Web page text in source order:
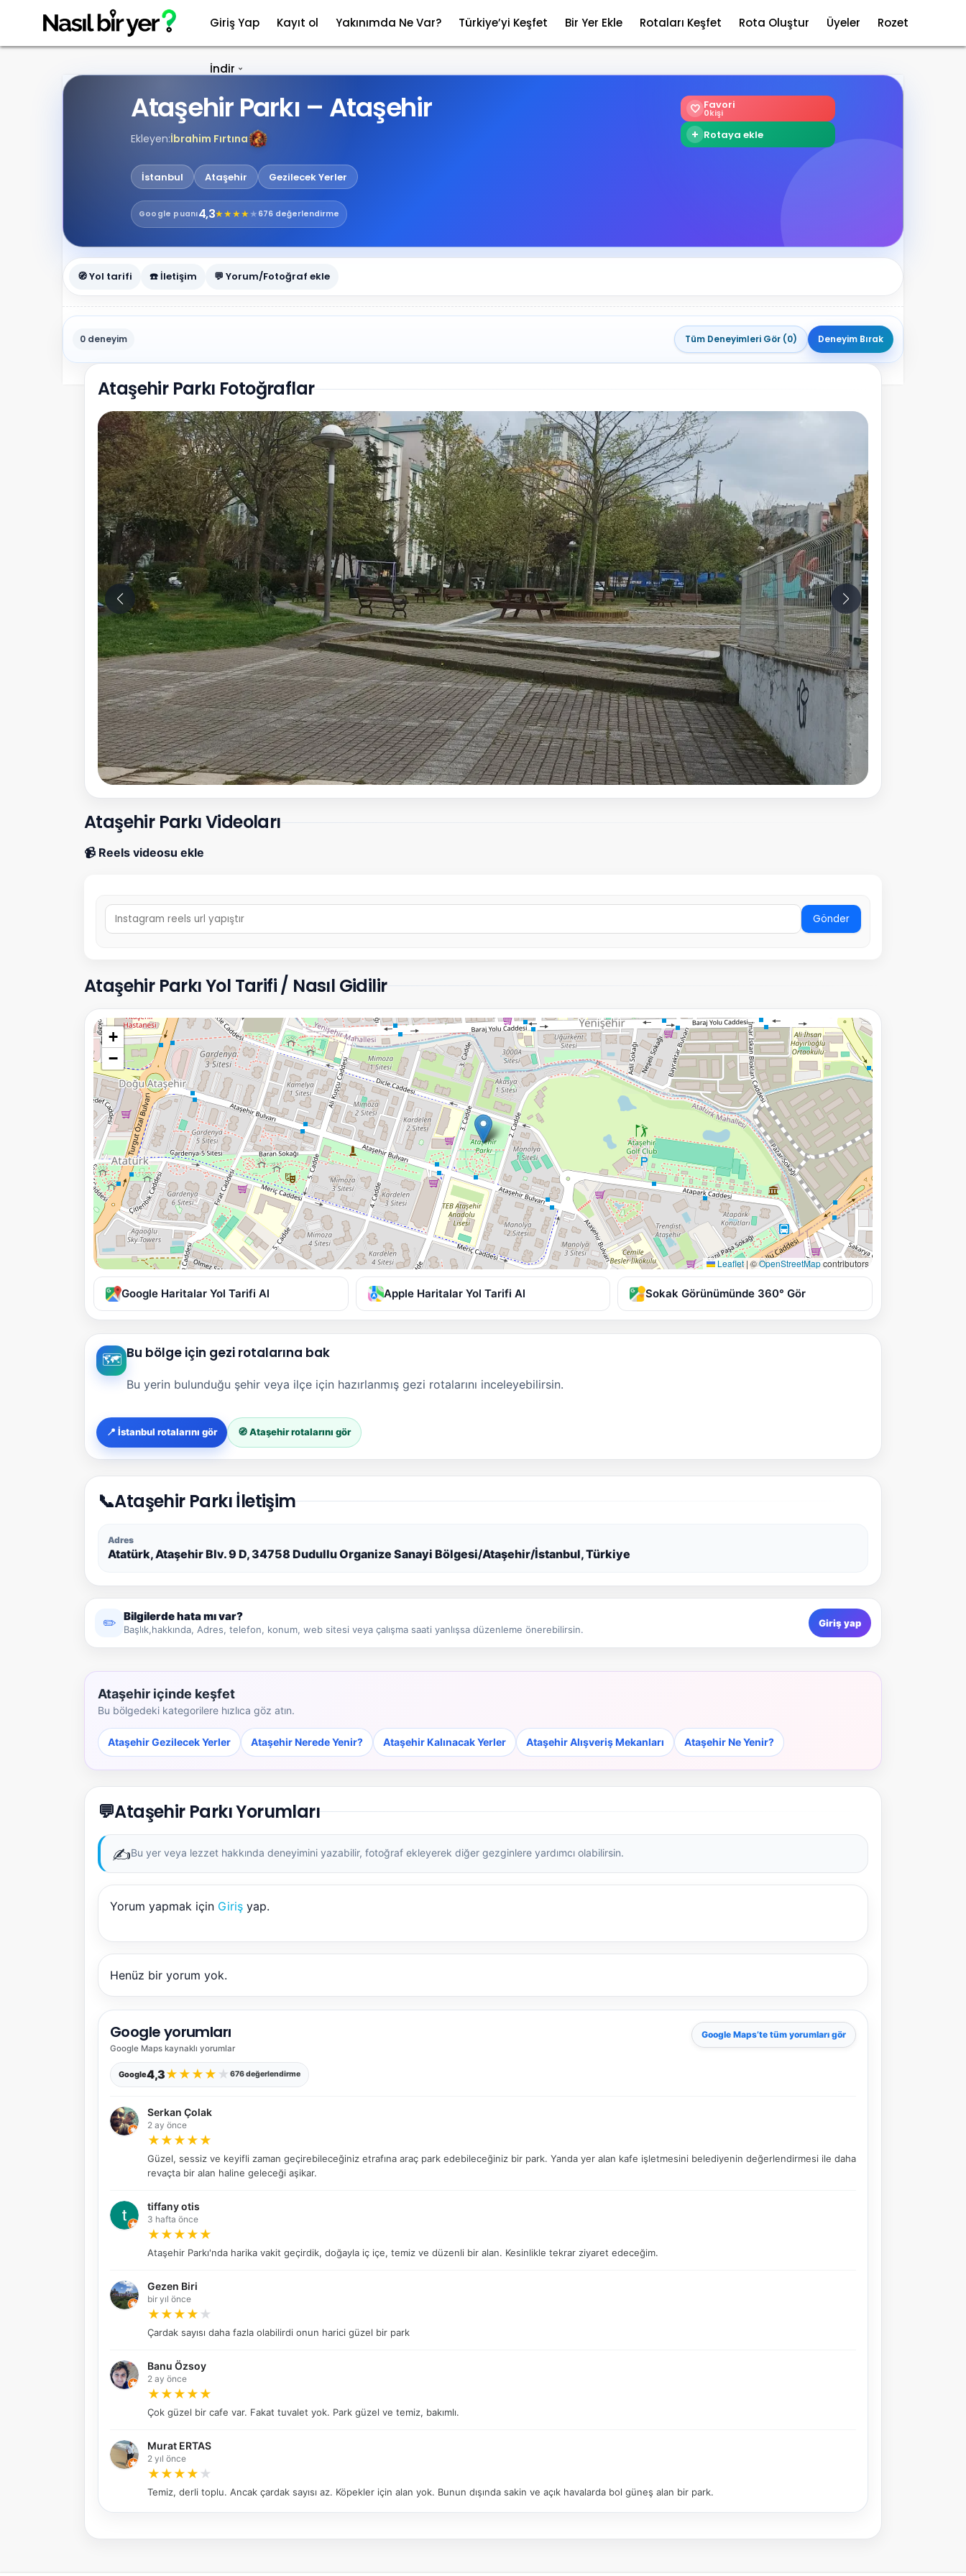
Giriş Yap Kayıt ol Yakınımda Ne Var? Türkiye’yi Keşfet Bir Yer Ekle Rotaları Keşfet Rota Oluştur Üyeler Rozet
İndir
Ataşehir Parkı – Ataşehir
Ekleyen:İbrahim Fırtına
İstanbul Ataşehir Gezilecek Yerler
Google puanı4,3★★★★★ 676 değerlendirme
🤍 Favori
0kişi
+ Rotaya ekle
🧭 Yol tarifi ☎️ İletişim 💬 Yorum/Fotoğraf ekle
0 deneyim Tüm Deneyimleri Gör (0) Deneyim Bırak
Ataşehir Parkı Fotoğraflar
Ataşehir Parkı Videoları
📹 Reels videosu ekle
Gönder
Ataşehir Parkı Yol Tarifi / Nasıl Gidilir
+
−
Leaflet |©OpenStreetMapcontributors
Google Haritalar Yol Tarifi Al Apple Haritalar Yol Tarifi Al Sokak Görünümünde 360° Gör
🗺️ Bu bölge için gezi rotalarına bak
Bu yerin bulunduğu şehir veya ilçe için hazırlanmış gezi rotalarını inceleyebilirsin.
📍 İstanbul rotalarını gör 🧭 Ataşehir rotalarını gör
📞Ataşehir Parkı İletişim
Adres
Atatürk, Ataşehir Blv. 9 D, 34758 Dudullu Organize Sanayi Bölgesi/Ataşehir/İstanbul, Türkiye
✏️ Bilgilerde hata mı var?
Başlık,hakkında, Adres, telefon, konum, web sitesi veya çalışma saati yanlışsa düzenleme önerebilirsin.
Giriş yap
Ataşehir içinde keşfet
Bu bölgedeki kategorilere hızlıca göz atın.
Ataşehir Gezilecek Yerler Ataşehir Nerede Yenir? Ataşehir Kalınacak Yerler Ataşehir Alışveriş Mekanları Ataşehir Ne Yenir?
💬Ataşehir Parkı Yorumları
✍️Bu yer veya lezzet hakkında deneyimini yazabilir, fotoğraf ekleyerek diğer gezginlere yardımcı olabilirsin.
Yorum yapmak için Giriş yap.
Henüz bir yorum yok.
Google yorumları
Google Maps kaynaklı yorumlar
Google Maps’te tüm yorumları gör
Google4,3★ ★ ★ ★ ★ 676 değerlendirme
Serkan Çolak
2 ay önce
★ ★ ★ ★ ★
Güzel, sessiz ve keyifli zaman geçirebileceğiniz etrafına araç park edebileceğiniz bir park. Yanda yer alan kafe işletmesini belediyenin değerlendirmesi ile daha
revaçta bir alan haline geleceği aşikar.
tiffany otis
3 hafta önce
★ ★ ★ ★ ★
Ataşehir Parkı'nda harika vakit geçirdik, doğayla iç içe, temiz ve düzenli bir alan. Kesinlikle tekrar ziyaret edeceğim.
Gezen Biri
bir yıl önce
★ ★ ★ ★ ★
Çardak sayısı daha fazla olabilirdi onun harici güzel bir park
Banu Özsoy
2 ay önce
★ ★ ★ ★ ★
Çok güzel bir cafe var. Fakat tuvalet yok. Park güzel ve temiz, bakımlı.
Murat ERTAS
2 yıl önce
★ ★ ★ ★ ★
Temiz, derli toplu. Ancak çardak sayısı az. Köpekler için alan yok. Bunun dışında sakin ve açık havalarda bol güneş alan bir park.
☔ Yağmurlu ₺ Ekonomik
Durak